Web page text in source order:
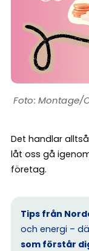
Montage/
Det handlar
låt oss gå
företag.
Tips från
och energi –
som förstår